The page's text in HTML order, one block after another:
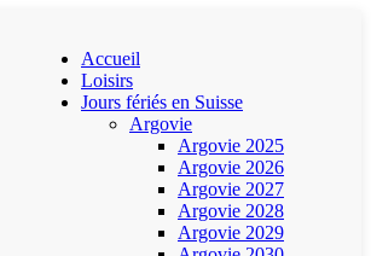
Accueil
Loisirs
Jours fériés en Suisse
Argovie
Argovie 2025
Argovie 2026
Argovie 2027
Argovie 2028
Argovie 2029